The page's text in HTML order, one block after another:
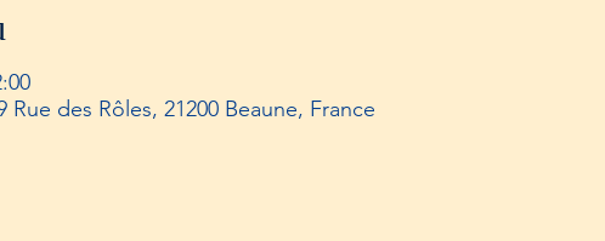
Rue des Rôles, 21200 Beaune, France